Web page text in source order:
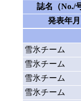
誌名（No./
発表年月
雪氷チーム
雪氷チーム
雪氷チーム
雪氷チーム